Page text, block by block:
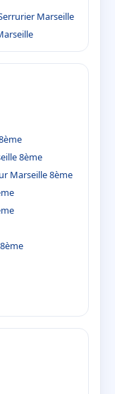
Marseille
8ème
Marseille 8ème